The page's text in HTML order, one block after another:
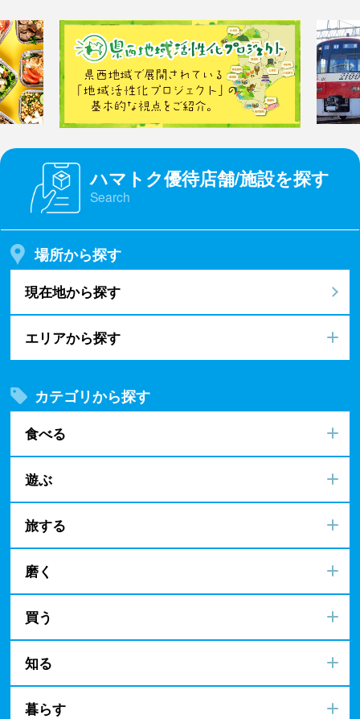
ハマトク優待店舗/施設を探す
Search
場所から探す
現在地から探す
エリアから探す
カテゴリから探す
食べる
遊ぶ
旅する
磨く
買う
知る
暮らす